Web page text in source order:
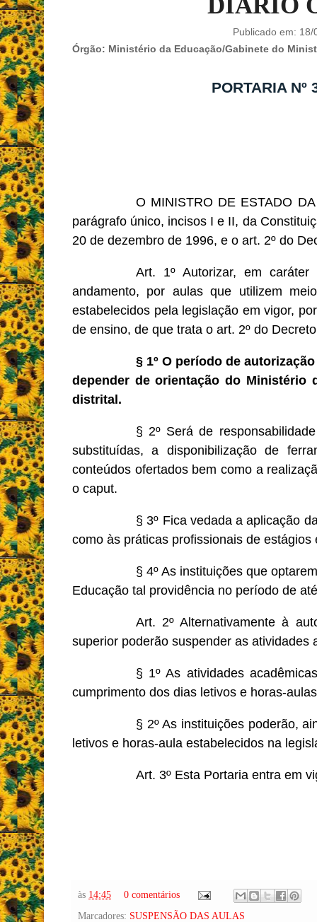
Publicado em: 18/
Órgão: Ministério da Educação/Gabinete do
PORTARIA Nº
O MINISTRO DE ESTADO
parágrafo único, incisos I e II, da
20 de dezembro de 1996, e o art. 2º do
Art. 1º Autorizar, em caráter
andamento, por aulas que utilizem
estabelecidos pela legislação em vigor,
de ensino, de que trata o art. 2º do
§ 1º O período de
depender de orientação do Ministério
distrital.
§ 2º Será de
substituídas, a disponibilização de
conteúdos ofertados bem como a
o caput.
§ 3º Fica vedada a aplicação
como às práticas profissionais de
§ 4º As instituições que
Educação tal providência no período de
Art. 2º Alternativamente à
superior poderão suspender as
§ 1º As atividades
cumprimento dos dias letivos e horas-
§ 2º As instituições poderão,
letivos e horas-aula estabelecidos na
Art. 3º Esta Portaria entra em
às 14:45
0 comentários
Marcadores: SUSPENSÃO DAS AULAS